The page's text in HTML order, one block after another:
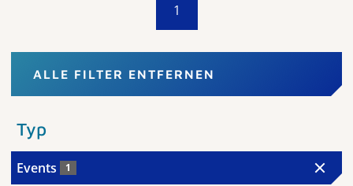
1
ALLE FILTER ENTFERNEN
Typ
Events 1